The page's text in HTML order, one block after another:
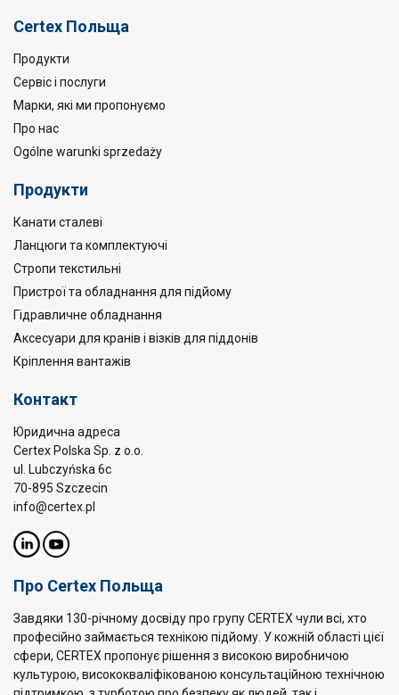
Certex Польща
Продукти
Сервіс і послуги
Марки, які ми пропонуємо
Про нас
Ogólne warunki sprzedaży
Продукти
Канати сталеві
Ланцюги та комплектуючі
Стропи текстильні
Пристрої та обладнання для підйому
Гідравличне обладнання
Аксесуари для кранів і візків для піддонів
Кріплення вантажів
Контакт
Юридична адреса
Certex Polska Sp. z o.o.
ul. Lubczyńska 6c
70-895 Szczecin
info@certex.pl
Про Certex Польща
Завдяки 130-річному досвіду про групу CERTEX чули всі, хто
професійно займається технікою підйому. У кожній області цієї
сфери, CERTEX пропонує рішення з високою виробничою
культурою, висококваліфікованою консультаційною технічною